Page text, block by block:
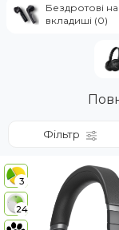
Бездротові
вкладиші (0)
Фільтр
3
24